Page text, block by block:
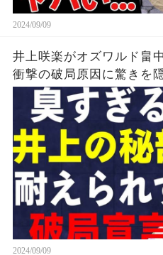
2024/09/09
井上咲楽がオズワルド畠
衝撃の破局原因に驚きを
護生活の真相
2024/09/09